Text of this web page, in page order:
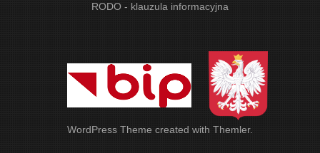
RODO - klauzula informacyjna
WordPress Theme created with Themler.